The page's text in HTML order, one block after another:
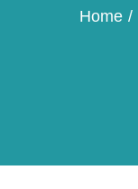
Home /